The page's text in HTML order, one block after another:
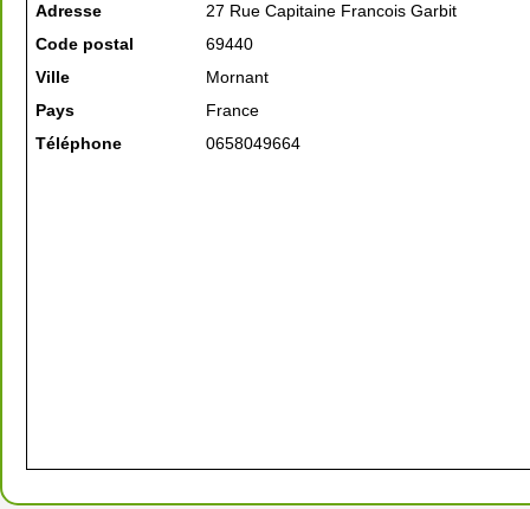
Adresse
27 Rue Capitaine Francois Garbit
Code postal
69440
Ville
Mornant
Pays
France
Téléphone
0658049664